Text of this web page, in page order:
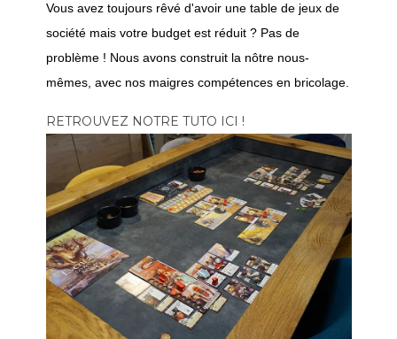
Vous avez toujours rêvé d'avoir une table de jeux de
société mais votre budget est réduit ? Pas de
problème ! Nous avons construit la nôtre nous-
mêmes, avec nos maigres compétences en bricolage.
RETROUVEZ NOTRE TUTO ICI !